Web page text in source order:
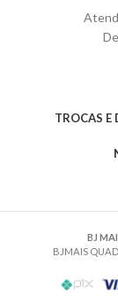
TROCAS E
BJ
BJMAIS